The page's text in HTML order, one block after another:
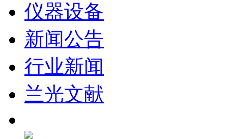
仪器设备
新闻公告
行业新闻
兰光文献